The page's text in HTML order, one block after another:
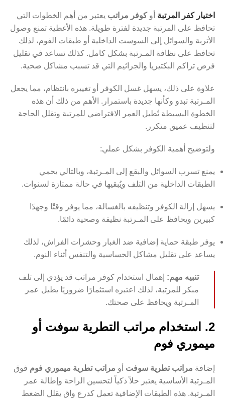
اختيار كفر المرتبة أوكوفر مراتب يعتبر من أهم الخطوات التي
تحافظ على المرتبة جديدة لفترة طويلة. هذه الأغطية تمنع وصول
الأتربة والسوائل إلى السوست الداخلية أو طبقات الفوم، لذلك
تحافظ على نظافة المـرتبة بشكل كامل. كذلك تساعد في تقليل
فرص تراكم البكتيريا والجراثيم التي قد تسبب مشاكل صحية.
علاوة على ذلك، يسهل غسل الكوفر أو تغييره بانتظام، مما يجعل
المـرتبة تبدو وكأنها جديدة باستمرار. الأهم من ذلك أن هذه
الخطوة البسيطة تُطيل العمر الافتراضي للمرتبة وتقلل الحاجة
لتنظيف عميق متكرر.
ولتوضيح أهمية الكوفر بشكل عملي:
يمنع تسرب السوائل والبقع إلى المـرتبة، وبالتالي يحمي
الطبقات الداخلية من التلف ويُبقيها في حالة ممتازة لسنوات.
يسهل إزالة الكوفر وتنظيفه بالغسالة، مما يوفر وقتًا وجهدًا
كبيرين ويحافظ على المـرتبة نظيفة وصحية دائمًا.
يوفر طبقة حماية إضافية ضد الغبار وحشرات الفراش، لذلك
يساعد على تقليل مشاكل الحساسية والتنفس أثناء النوم.
تنبيه مهم: إهمال استخدام كوفر مراتب قد يؤدي إلى تلف
مبكر للمرتبة، لذلك اعتبره استثمارًا ضروريًا يطيل عمر
المـرتبة ويحافظ على صحتك.
2. استخدام مراتب التطرية سوفت أو
ميموري فوم
إضافة مراتب تطرية سوفت أو مراتب تطرية ميموري فوم فوق
المـرتبة الأساسية يعتبر حلاً ذكياً لتحسين الراحة وإطالة عمر
المـرتبة. هذه الطبقات الإضافية تعمل كدرع واقٍ يقلل الضغط